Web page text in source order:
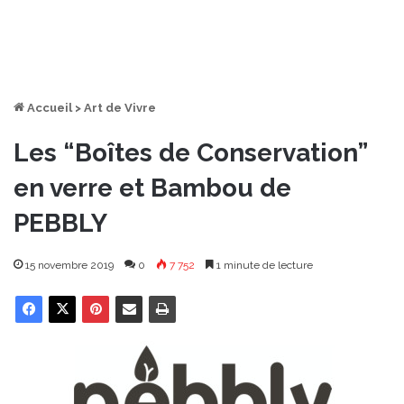
Accueil > Art de Vivre
Les “Boîtes de Conservation”
en verre et Bambou de
PEBBLY
15 novembre 2019 0 7 752 1 minute de lecture